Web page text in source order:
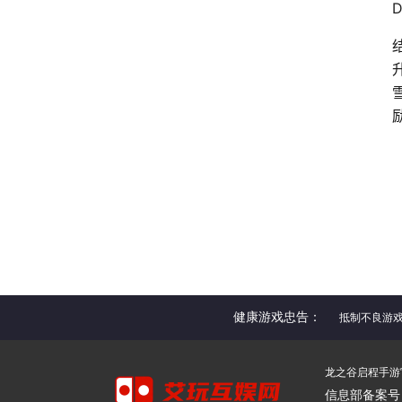
健康游戏忠告： 抵制不良游
龙之谷启程手游
信息部备案号